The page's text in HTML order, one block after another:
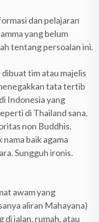
dan pelajaran
yang belum
tentang persoalan ini.
tim atau majelis
tata tertib
Indonesia yang
di Thailand sana.
non Buddhis.
nama baik agama
Sungguh ironis.
awam yang
aliran Mahayana)
di jalan, rumah, atau